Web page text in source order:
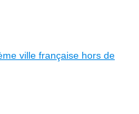
ville française hors de